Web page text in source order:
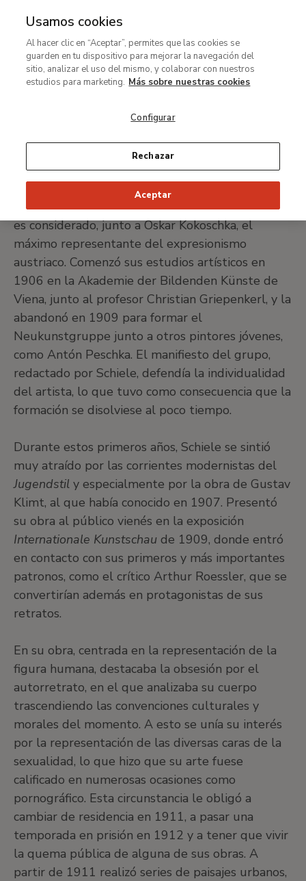
MENÚ
contenido
principal
Egon Schiele
A pesar de su prematura muerte, cuando apenas
contaba con treinta años, el pintor Egon Schiele
es considerado, junto a Oskar Kokoschka, el
máximo representante del expresionismo
austriaco. Comenzó sus estudios artísticos en
1906 en la Akademie der Bildenden Künste de
Viena, junto al profesor Christian Griepenkerl, y la
abandonó en 1909 para formar el
Neukunstgruppe junto a otros pintores jóvenes,
como Antón Peschka. El manifiesto del grupo,
redactado por Schiele, defendía la individualidad
del artista, lo que tuvo como consecuencia que la
formación se disolviese al poco tiempo.
Durante estos primeros años, Schiele se sintió
muy atraído por las corrientes modernistas del
Jugendstil y especialmente por la obra de Gustav
Klimt, al que había conocido en 1907. Presentó
su obra al público vienés en la exposición
Internationale Kunstschau de 1909, donde entró
en contacto con sus primeros y más importantes
patronos, como el crítico Arthur Roessler, que se
convertirían además en protagonistas de sus
retratos.
En su obra, centrada en la representación de la
figura humana, destacaba la obsesión por el
autorretrato, en el que analizaba su cuerpo
trascendiendo las convenciones culturales y
morales del momento. A esto se unía su interés
por la representación de las diversas caras de la
sexualidad, lo que hizo que su arte fuese
calificado en numerosas ocasiones como
pornográfico. Esta circunstancia le obligó a
cambiar de residencia en 1911, a pasar una
temporada en prisión en 1912 y a tener que vivir
la quema pública de alguna de sus obras. A
partir de 1911 realizó series de paisajes urbanos,
Usamos cookies
Al hacer clic en “Aceptar”, permites que las cookies se
guarden en tu dispositivo para mejorar la navegación del
sitio, analizar el uso del mismo, y colaborar con nuestros
estudios para marketing. Más sobre nuestras cookies
Configurar
Rechazar
Aceptar